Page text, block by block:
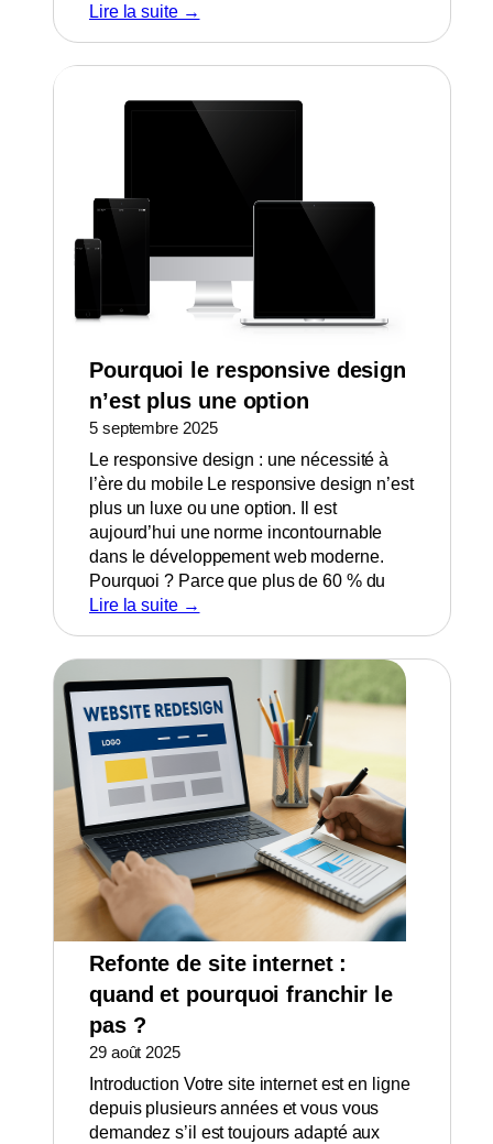
Lire la suite →
Pourquoi le responsive design
n’est plus une option
5 septembre 2025
Le responsive design : une nécessité à
l’ère du mobile Le responsive design n’est
plus un luxe ou une option. Il est
aujourd’hui une norme incontournable
dans le développement web moderne.
Pourquoi ? Parce que plus de 60 % du
Lire la suite →
Refonte de site internet :
quand et pourquoi franchir le
pas ?
29 août 2025
Introduction Votre site internet est en ligne
depuis plusieurs années et vous vous
demandez s’il est toujours adapté aux